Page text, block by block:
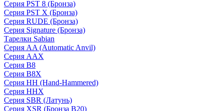
Серия PST 8 (Бронза)
Серия PST X (Бронза)
Серия RUDE (Бронза)
Серия Signature (Бронза)
Тарелки Sabian
Серия AA (Automatic Anvil)
Серия AAX
Серия B8
Серия B8X
Серия HH (Hand-Hammered)
Серия HHX
Серия SBR (Латунь)
Серия XSR (Бронза B20)